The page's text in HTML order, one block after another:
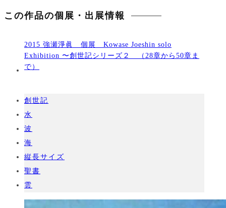
この作品の個展・出展情報
2015 強瀬淨眞 個展 Kowase Joeshin solo
Exhibition 〜創世記シリーズ２ （28章から50章ま
で）
創世記
水
波
海
縦長サイズ
聖書
雲